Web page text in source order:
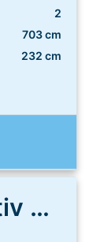
2
703 cm
232 cm
Fendt Bianco Activ 465 SGE